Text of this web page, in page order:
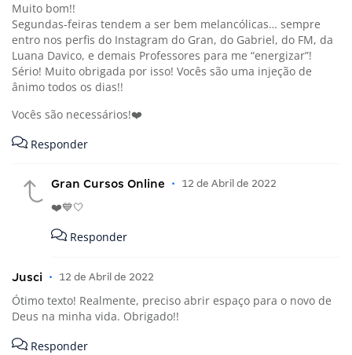
Muito bom!!
Segundas-feiras tendem a ser bem melancólicas… sempre
entro nos perfis do Instagram do Gran, do Gabriel, do FM, da
Luana Davico, e demais Professores para me “energizar”!
Sério! Muito obrigada por isso! Vocês são uma injeção de
ânimo todos os dias!!
Vocês são necessários!❤️
Responder
Gran Cursos Online • 12 de Abril de 2022
❤️💙🤍
Responder
Jusci • 12 de Abril de 2022
Ótimo texto! Realmente, preciso abrir espaço para o novo de
Deus na minha vida. Obrigado!!
Responder